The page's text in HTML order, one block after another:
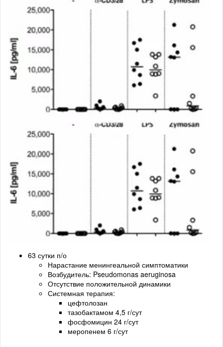
63 сутки п/о
Нарастание менингеальной симптоматики
Возбудитель: Pseudomonas aeruginosa
Отсутствие положительной динамики
Системная терапия:
цефтолозан
тазобактамом 4,5 г/сут
фосфомицин 24 г/сут
меропенем 6 г/сут